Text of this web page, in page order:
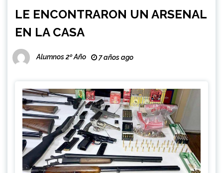
LE ENCONTRARON UN ARSENAL
EN LA CASA
Alumnos 2º Año 7 años ago